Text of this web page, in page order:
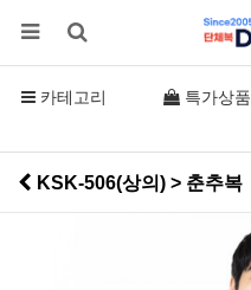
카테고리 특가상품
KSK-506(상의) > 춘추복